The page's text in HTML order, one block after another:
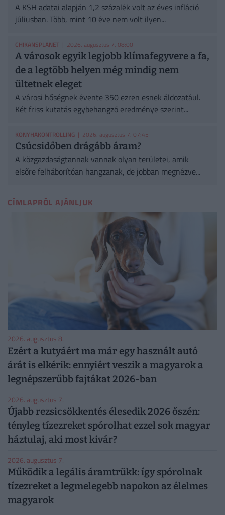
A KSH adatai alapján 1,2 százalék volt az éves infláció
júliusban. Több, mint 10 éve nem volt ilyen...
CHIKANSPLANET | 2026. augusztus 7. 08:00
A városok egyik legjobb klímafegyvere a fa,
de a legtöbb helyen még mindig nem
ültetnek eleget
A városi hőségnek évente 350 ezren esnek áldozatául.
Két friss kutatás egybehangzó eredménye szerint...
KONYHAKONTROLLING | 2026. augusztus 7. 07:45
Csúcsidőben drágább áram?
A közgazdaságtannak vannak olyan területei, amik
elsőre felháborítóan hangzanak, de jobban megnézve...
CÍMLAPRÓL AJÁNLJUK
2026. augusztus 8.
Ezért a kutyáért ma már egy használt autó
árát is elkérik: ennyiért veszik a magyarok a
legnépszerűbb fajtákat 2026-ban
2026. augusztus 7.
Újabb rezsicsökkentés élesedik 2026 őszén:
tényleg tízezreket spórolhat ezzel sok magyar
háztulaj, aki most kivár?
2026. augusztus 7.
Működik a legális áramtrükk: így spórolnak
tízezreket a legmelegebb napokon az élelmes
magyarok